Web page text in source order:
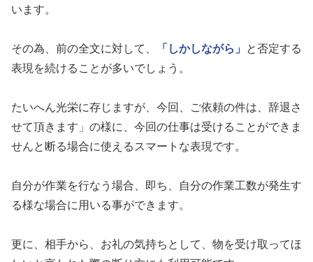
います。
その為、前の全文に対して、 「しかしながら」
と否定する
表現を続けることが多いでしょう。
たいへん光栄に存じますが、今回、ご依頼の件は、辞退さ
せて頂きます」の様に、今回の仕事は受けることができま
せんと断る場合に使えるスマートな表現です。
自分が作業を行なう場合、即ち、自分の作業工数が発生す
る様な場合に用いる事ができます。
更に、相手から、お礼の気持ちとして、物を受け取ってほ